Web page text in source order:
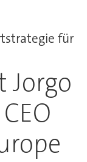
für
Jorgo